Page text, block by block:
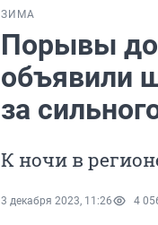
ЗИМА
Порывы до
объявили
за
К ночи в
3 декабря 2023, 11:26 4